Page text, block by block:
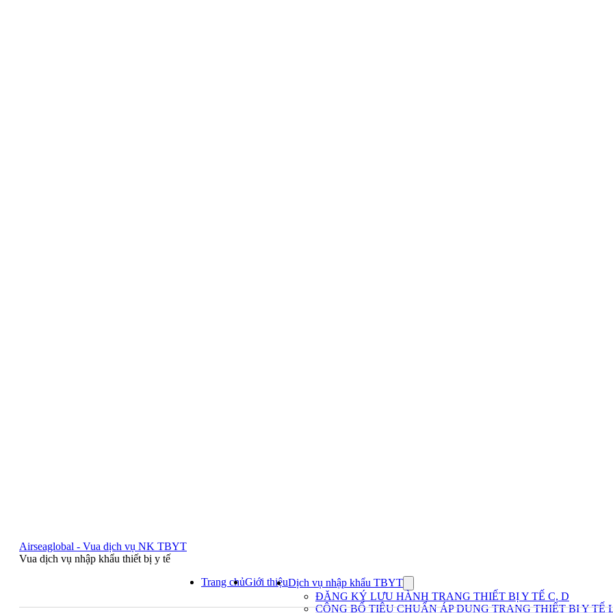
Airseaglobal - Vua dịch vụ NK TBYT
Vua dịch vụ nhập khẩu thiết bị y tế
Trang chủGiới thiệuDịch vụ nhập khẩu TBYT
submenu
for
ĐĂNG KÝ LƯU HÀNH TRANG THIẾT BỊ Y TẾ C, D
CÔNG BỐ TIÊU CHUẨN ÁP DỤNG TRANG THIẾT BỊ Y TẾ